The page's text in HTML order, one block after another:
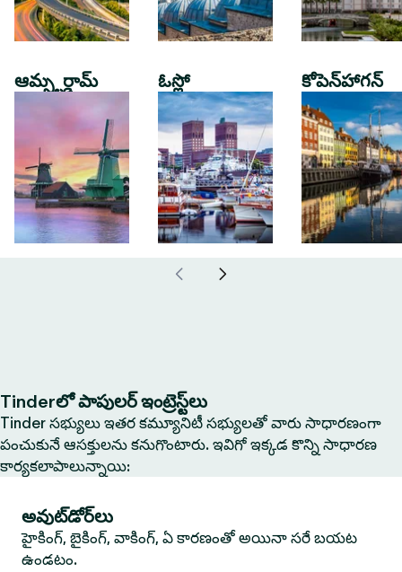
ఆమ్స్టర్డామ్ ఓస్లో కోపెన్‌హాగన్
Tinderలో పాపులర్ ఇంట్రెస్ట్‌లు
Tinder సభ్యులు ఇతర కమ్యూనిటీ సభ్యులతో వారు సాధారణంగా
పంచుకునే ఆసక్తులను కనుగొంటారు. ఇవిగో ఇక్కడ కొన్ని సాధారణ
కార్యకలాపాలున్నాయి:
అవుట్‌డోర్‌లు
హైకింగ్, బైకింగ్, వాకింగ్, ఏ కారణంతో అయినా సరే బయట
ఉండటం.